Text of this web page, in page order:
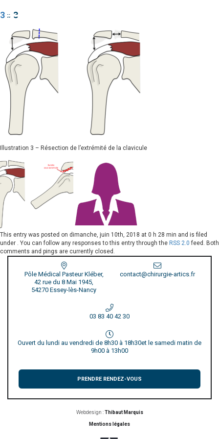
3 » 3
Illustration 3 – Résection de l’extrémité de la clavicule
This entry was posted on dimanche, juin 10th, 2018 at 0 h 28 min and is filed
under . You can follow any responses to this entry through the RSS 2.0 feed. Both
comments and pings are currently closed.
Pôle Médical Pasteur Kléber,
42 rue du 8 Mai 1945,
54270 Essey-lès-Nancy
contact@chirurgie-artics.fr
03 83 40 42 30
Ouvert du lundi au vendredi de 8h30 à 18h30et le samedi matin de
9h00 à 13h00
PRENDRE RENDEZ-VOUS
Webdesign :Thibaut Marquis
Mentions légales